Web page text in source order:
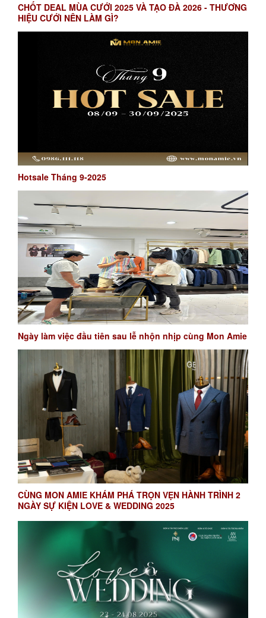
CHỐT DEAL MÙA CƯỚI 2025 VÀ TẠO ĐÀ 2026 - THƯƠNG
HIỆU CƯỚI NÊN LÀM GÌ?
Hotsale Tháng 9-2025
Ngày làm việc đầu tiên sau lễ nhộn nhịp cùng Mon Amie
CÙNG MON AMIE KHÁM PHÁ TRỌN VẸN HÀNH TRÌNH 2
NGÀY SỰ KIỆN LOVE & WEDDING 2025